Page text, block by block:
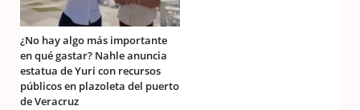
¿No hay algo más importante
en qué gastar? Nahle anuncia
estatua de Yuri con recursos
públicos en plazoleta del puerto
de Veracruz